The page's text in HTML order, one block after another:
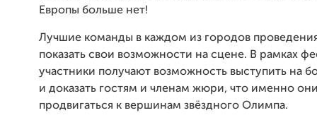
Европы больше нет!
Лучшие команды в каждом из городов
показать свои возможности на сцене. В рамках
участники получают возможность выступить на
и доказать гостям и членам жюри, что именно
продвигаться к вершинам звёздного Олимпа.